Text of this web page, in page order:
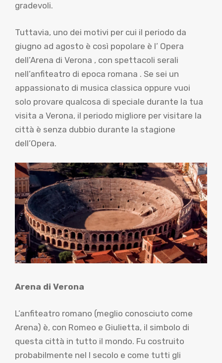
gradevoli.
Tuttavia, uno dei motivi per cui il periodo da
giugno ad agosto è così popolare è l’ Opera
dell’Arena di Verona , con spettacoli serali
nell’anfiteatro di epoca romana . Se sei un
appassionato di musica classica oppure vuoi
solo provare qualcosa di speciale durante la tua
visita a Verona, il periodo migliore per visitare la
città è senza dubbio durante la stagione
dell’Opera.
Arena di Verona
L’anfiteatro romano (meglio conosciuto come
Arena) è, con Romeo e Giulietta, il simbolo di
questa città in tutto il mondo. Fu costruito
probabilmente nel I secolo e come tutti gli